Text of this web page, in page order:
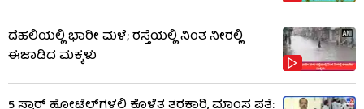
ದೆಹಲಿಯಲ್ಲಿ ಭಾರೀ ಮಳೆ; ರಸ್ತೆಯಲ್ಲಿ ನಿಂತ ನೀರಲ್ಲಿ
ಈಜಾಡಿದ ಮಕ್ಕಳು